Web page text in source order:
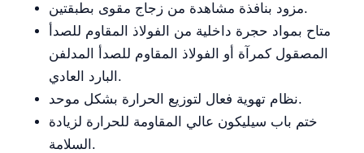
مزود بنافذة مشاهدة من زجاج مقوى بطبقتين.
متاح بمواد حجرة داخلية من الفولاذ المقاوم للصدأ
المصقول كمرآة أو الفولاذ المقاوم للصدأ المدلفن
البارد العادي.
نظام تهوية فعال لتوزيع الحرارة بشكل موحد.
ختم باب سيليكون عالي المقاومة للحرارة لزيادة
السلامة.